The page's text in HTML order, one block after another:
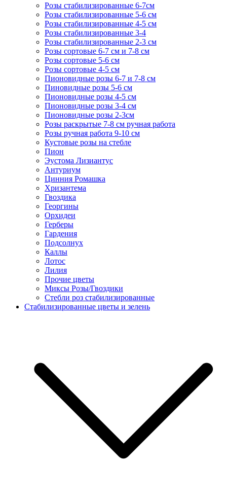
Розы стабилизированные 6-7см
Розы стабилизированные 5-6 см
Розы стабилизированные 4-5 см
Розы стабилизированные 3-4
Розы стабилизированные 2-3 см
Розы сортовые 6-7 см и 7-8 см
Розы сортовые 5-6 см
Розы сортовые 4-5 см
Пионовидные розы 6-7 и 7-8 см
Пиновидные розы 5-6 см
Пионовидные розы 4-5 см
Пионовидные розы 3-4 см
Пионовидные розы 2-3см
Розы раскрытые 7-8 см ручная работа
Розы ручная работа 9-10 см
Кустовые розы на стебле
Пион
Эустома Лизиантус
Антуриум
Цинния Ромашка
Хризантема
Гвоздика
Георгины
Орхидеи
Герберы
Гардения
Подсолнух
Каллы
Лотос
Лилия
Прочие цветы
Миксы Розы/Гвоздики
Стебли роз стабилизированные
Стабилизированные цветы и зелень